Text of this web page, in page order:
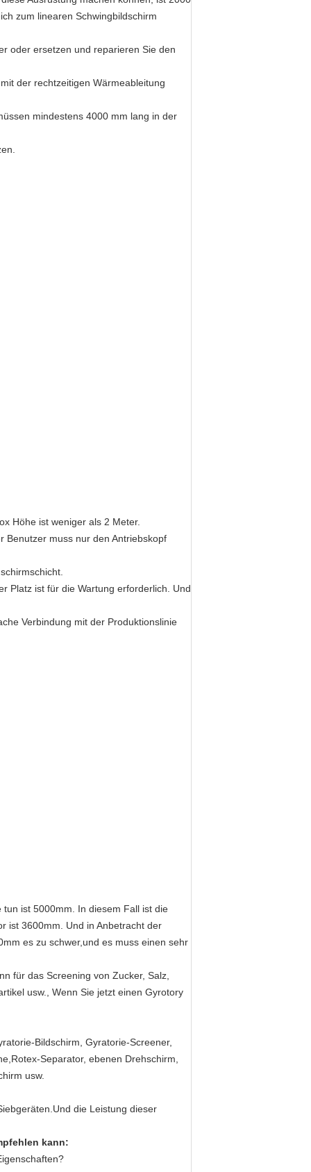
zum linearen Schwingbildschirm
oder ersetzen und reparieren Sie den
der rechtzeitigen Wärmeableitung
mindestens 4000 mm lang in der
Höhe ist weniger als 2 Meter.
Benutzer muss nur den Antriebskopf
Platz ist für die Wartung erforderlich. Und
Verbindung mit der Produktionslinie
ist 5000mm. In diesem Fall ist die
ist 3600mm. Und in Anbetracht der
es zu schwer,und es muss einen sehr
für das Screening von Zucker, Salz,
usw., Wenn Sie jetzt einen Gyrotory
Bildschirm, Gyratorie-Screener,
Separator, ebenen Drehschirm,
usw.
die Leistung dieser
kann: